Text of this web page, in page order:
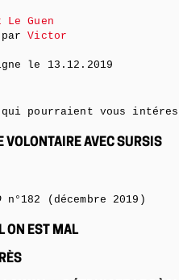
Guen
Victor
le 13.12.2019
pourraient vous
VOLONTAIRE AVEC SURSIS
n°182 (décembre 2019)
ON EST MAL